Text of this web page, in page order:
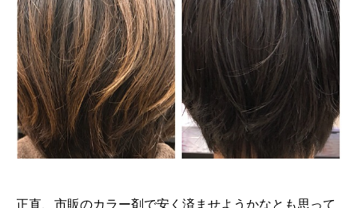
正直、市販のカラー剤で安く済ませようかなとも思って